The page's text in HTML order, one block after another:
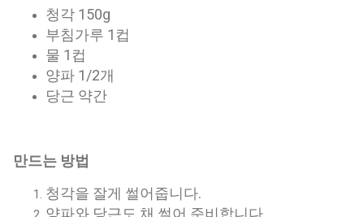
청각 150g
부침가루 1컵
물 1컵
양파 1/2개
당근 약간
만드는 방법
청각을 잘게 썰어줍니다.
양파와 당근도 채 썰어 준비합니다.